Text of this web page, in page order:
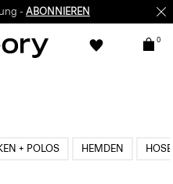
- ABONNIEREN
0
+ POLOS HEMDEN